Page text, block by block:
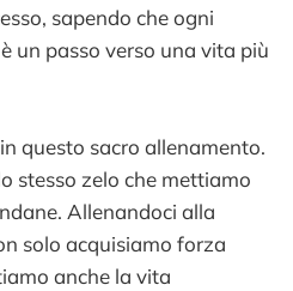
sapendo che ogni
un passo verso una vita più
questo sacro allenamento.
stesso zelo che mettiamo
Allenandoci alla
solo acquisiamo forza
anche la vita